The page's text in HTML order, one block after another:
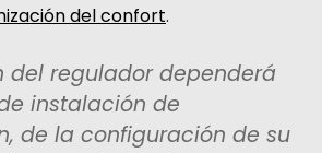
del confort.
del regulador dependerá
instalación de
de la configuración de su